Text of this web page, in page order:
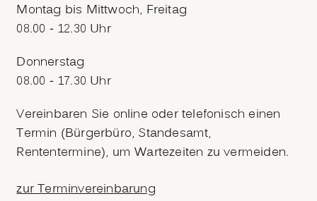
Montag bis Mittwoch, Freitag
08.00 - 12.30 Uhr
Donnerstag
08.00 - 17.30 Uhr
Vereinbaren Sie online oder telefonisch einen
Termin (Bürgerbüro, Standesamt,
Rententermine), um Wartezeiten zu vermeiden.
zur Terminvereinbarung